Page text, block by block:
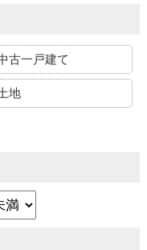
古一戸建て
地